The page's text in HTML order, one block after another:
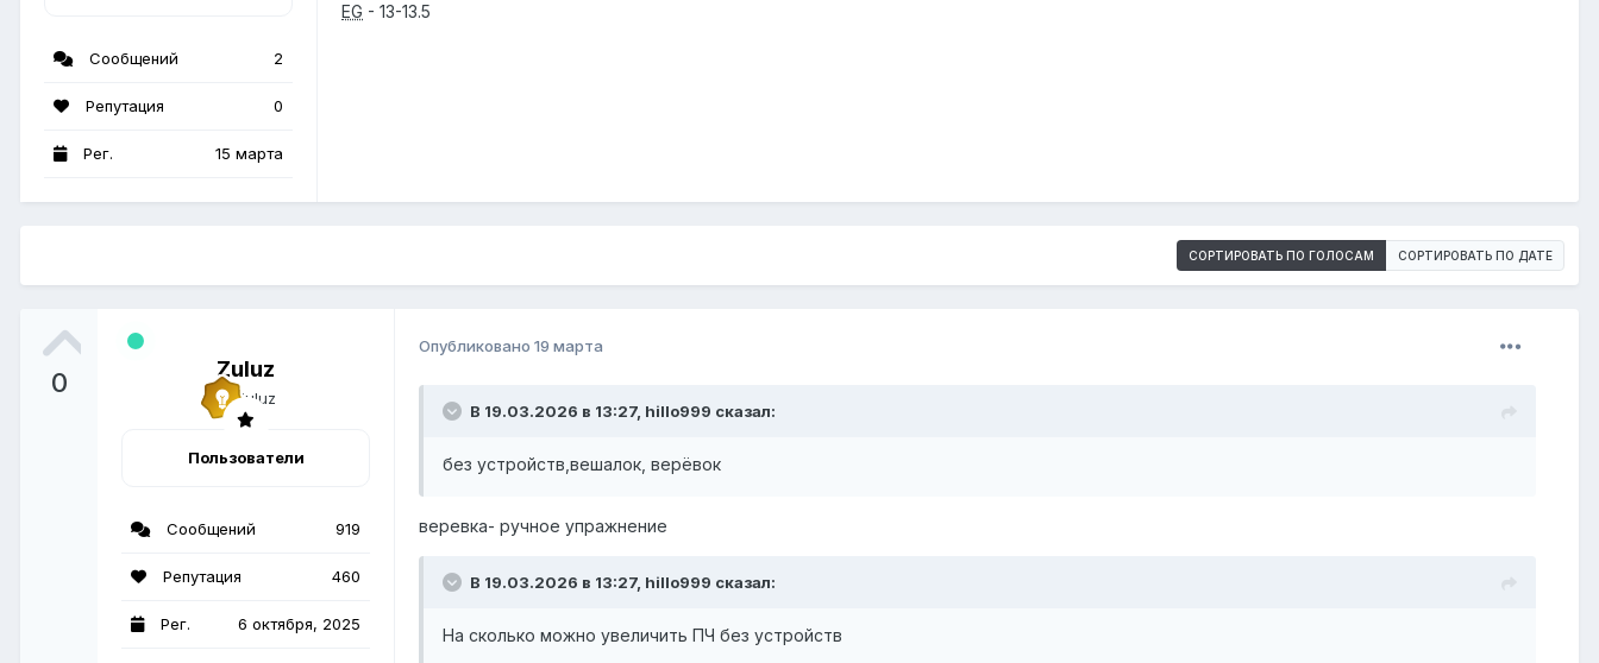
Сообщений 2
Репутация 0
Рег. 15 марта
EG - 13-13.5
СОРТИРОВАТЬ ПО ГОЛОСАМ СОРТИРОВАТЬ ПО ДАТЕ
0 Zuluz
Пользователи
Сообщений 919
Репутация 460
Рег. 6 октября, 2025
Опубликовано 19 марта
В 19.03.2026 в 13:27, hillo999 сказал:
без устройств,вешалок, верёвок
веревка- ручное упражнение
В 19.03.2026 в 13:27, hillo999 сказал:
На сколько можно увеличить ПЧ без устройств